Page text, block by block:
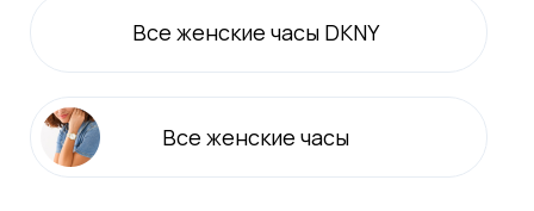
Все женские часы DKNY
Все женские часы